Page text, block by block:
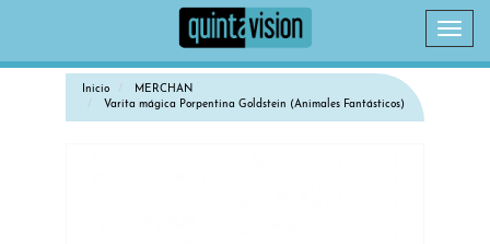
Inicio
MERCHAN
Varita mágica Porpentina Goldstein (Animales Fantásticos)